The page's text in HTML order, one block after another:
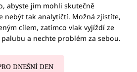
abyste jim mohli skutečně
nebýt tak analytičtí. Možná zjistíte,
cílem, zatímco vlak vyjíždí ze
a nechte problém za sebou.
DNEŠNÍ DEN